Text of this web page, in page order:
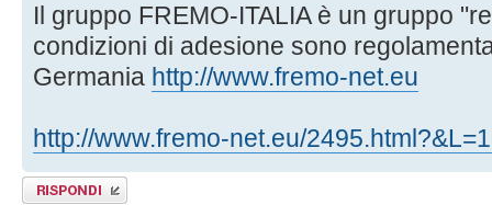
Il gruppo FREMO-ITALIA è un gruppo
condizioni di adesione sono
Germania http://www.fremo-net.eu
http://www.fremo-net.eu/
Rispondi al
messaggio